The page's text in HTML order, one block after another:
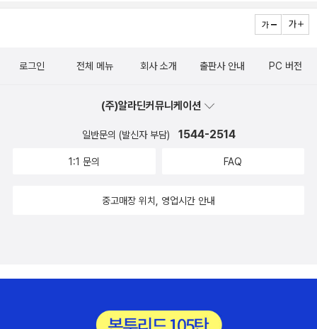
이다. 죽음은 내 문제가 아니라, 네 문제다. 죽음은 나의 슬픔이
는 그 죽음과 '상관'이 없다. 내가 죽었을 때, 나는 그 죽음을 이미
'시체 인형'이다. 숨, 마지막 숨이 떠나간 뒤, 이 사람, 이 육체는 내
가 사랑했던 '그'가 아니다. 시체 인형 속에 갇혀 있는 '그 무언
가'는 떠나간다. 그 이후는 '그'는 내가 알던 '그'가 아니다. ​'죽음'에
자베스 스트라우트의 소설을 살펴보자. 그녀는 가장 최근에 출간
y a phone call from Jim. 'She's gone,' Jim said.​JIM HAD B
when he heard her take her last breath. Jim was not aw
롤. 그리고 마지막으로 노화를 대하는 마음가짐.​​결국 부자들, 그
자들이 그러했듯이 불사의 길을 찾아낼 것이고, 만약 그게 불가능
을 감행할 것이다. 돈 없는 나는 내 몸의 생체시계를 거스를 수 없
친구의 가르침대로 아침에 일어나면 따뜻한 물을 한 잔 마신다.
그득 마셔야 하는데 그건 안 되고 반 잔 마신다. 기상 후 따뜻한
과는 결국 정도의 문제다. 아예 운동을 전폐하는 것보다는 조깅으
러뜨릴 것이다. 우리는 스트레스가 유발한 손상에서 자신의 몸을
한탄, 부끄러운 기억들이 선명하게 소환된다. 읽기 어려운 책이라
챕터를 읽고 있다. ​​ 4. 읽고 있어요 ​『미국 공산주의라는 로맨스』
을 다 읽을 테다,의 나의 계획은 일단 2025년으로 미루기로 한
다. 『마을과 세계』에서 이제 막 마리아는 여성 운동에 눈떴다. 곧
내일이다) 『Nexus』는 영어라서 좀처럼 진도가 나가지 않아 한글
가 빼앗아 갔다. 나름대로 조심했는데도 두꺼운 책인지라 밑부분
위에 올려둔다. ​고개는 자꾸 떨어지지만.... 읽고 있다. 읽고 있다
다. 하지만 대부분의 경우 사람들은 자신에 대한 긍정적인 평가를
지어 칭찬이 아닌 '간단한' 언급마저도) 그 사람에게는 작은 위로
지는 나. 타인의 승인으로 구성된 나. 특별히 할 일이 없기도 하지
이긴 하다. ​​​<읽고 있어요>가 한없이 길어지는 것에 부담을 갖고
있지는 않지만, 솔직히 ‘읽고 있어요'는 3-4권을 넘기기 힘들다.
일 이내에 펼쳐 본 책으로만 한정하기로. 요즘 나의 '읽고 있어
하지 않은 어떤 것을 생각하게 했다. 신학은 가장 서양적인 질서
이자 특성이며 우리 앎의 신봉, 지식의 위계 같은 성격들이 쌍둥
이처럼 닮아 있다는 것. 사사키 아타루의 책들, 아감벤 <불과 글
새도 똑같지.신을 믿듯이 우리는 지식을 믿는다.신은 없고 생계의
몸이 불편하면 정말 다니기 힘들다는 것도 절감했다. 신호등이 너
무 빨리 바뀌어! 뛸 수 없으므로 가까이 오는 차만 탈 수 있었기에
면 택시를 타라는 마리 앙또아네트 같은 소린 위로도 조언도 아니
로그인 전체 메뉴 회사 소개 출판사 안내 PC 버전
(주)알라딘커뮤니케이션
일반문의 (발신자 부담) 1544-2514
1:1 문의 FAQ
중고매장 위치, 영업시간 안내